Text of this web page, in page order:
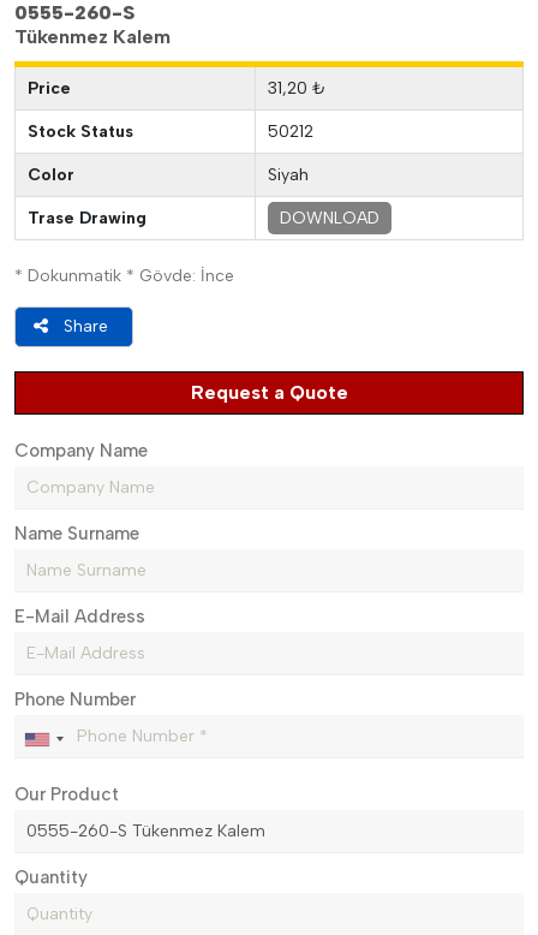
0555-260-S
Tükenmez Kalem
Price 31,20 ₺
Stock Status 50212
Color Siyah
Trase Drawing DOWNLOAD
* Dokunmatik * Gövde: İnce
Share
Request a Quote
Company Name
Name Surname
E-Mail Address
Phone Number
Our Product
Quantity